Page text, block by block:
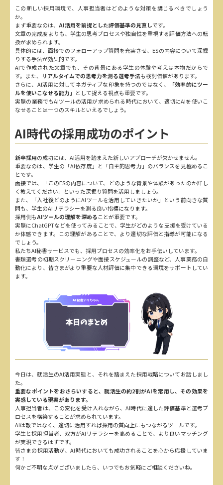
この新しい採用環境で、人事担当者はどのような対策を講じるべきでしょう
か。
まず重要なのは、 AI活用を前提とした評価基準の見直しです。
文章の完成度よりも、学生の思考プロセスや独自性を重視する評価方法への転
換が求められます。
具体的には、面接でのフォローアップ質問を充実させ、ESの内容について深掘
りする手法が効果的です。
AIで作成された文章でも、その背景にある学生の体験や考えは本物だからで
す。また、 リアルタイムでの思考力を測る選考手法も検討価値があります。
さらに、AI活用に対してネガティブな印象を持つのではなく、
「効率的にツー
ルを使いこなせる能力」 として捉える視点も重要です。
実際の業務でもAIツールの活用が求められる時代において、適切にAIを使いこ
なせることは一つのスキルといえるでしょう。
AI時代の採用成功のポイント
新卒採用の成功には、AI活用を踏まえた新しいアプローチが欠かせません。
重要なのは、学生の「AI依存度」と「自主的思考力」のバランスを見極めるこ
とです。
面接では、「このESの内容について、どのような背景や体験があったのか詳し
く教えてください」といった深掘り質問を活用しましょう。
また、「入社後どのようにAIツールを活用していきたいか」という前向きな質
問も、学生のAIリテラシーを測る良い指標になります。
採用側もAIツールの理解を深めることが重要です。
実際にChatGPTなどを使ってみることで、学生がどのような支援を受けている
か体感できます。この理解があることで、より適切な評価と指導が可能になる
でしょう。
私たちAI秘書サービスでも、採用プロセスの効率化をお手伝いしています。
書類選考の初期スクリーニングや面接スケジュールの調整など、人事業務の自
動化により、皆さまがより重要な人材評価に集中できる環境をサポートしてい
ます。
今日は、就活生のAI活用実態と、それを踏まえた採用戦略についてお話しまし
た。
重要なポイントをおさらいすると、就活生の約2割がAIを常用し、その効果を
実感している現実があります。
人事担当者は、この変化を受け入れながら、AI時代に適した評価基準と選考プ
ロセスを構築することが求められています。
AIは敵ではなく、適切に活用すれば採用の質向上にもつながるツールです。
学生と採用担当者、双方がAIリテラシーを高めることで、より良いマッチング
が実現できるはずです。
皆さまの採用活動が、AI時代においても成功されることを心から応援していま
す！
何かご不明な点がございましたら、いつでもお気軽にご相談くださいね。